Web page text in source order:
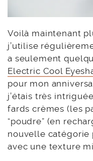
Voilà maintenant
j’utilise
a seulement
Electric Cool
pour mon
j’étais très
fards crèmes (les
“poudre” (en
nouvelle catégorie
avec une texture